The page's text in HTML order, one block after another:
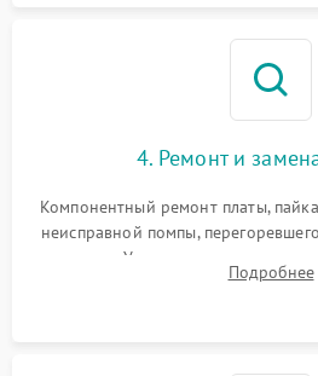
4. Ремонт и
Компонентный ремонт платы,
неисправной помпы,
жерновов. Установка новых
ring) и тефлоновых трубок для
Подробнее